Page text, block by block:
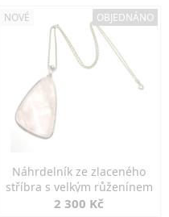
NOVÉ OBJEDNÁNO
Náhrdelník ze zlaceného
stříbra s velkým růženínem
2 300 Kč